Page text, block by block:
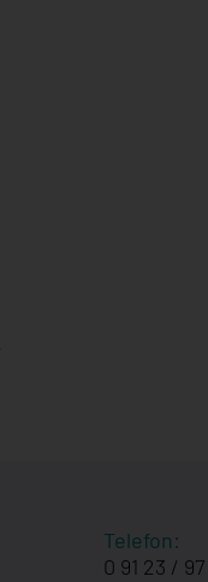
Telefon:
0 91 23 /